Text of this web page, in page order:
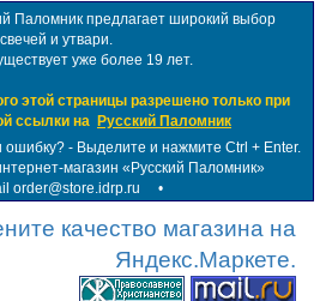
Паломник предлагает широкий выбор
и утвари.
уже более 19 лет.
этой страницы разрешено только при
ссылки на Русский Паломник
- Выделите и нажмите Ctrl + Enter.
магазин «Русский Паломник»
order@store.idrp.ru •